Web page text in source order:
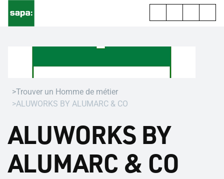
Trouver un Homme de métier
ALUWORKS BY ALUMARC & CO
ALUWORKS BY
ALUMARC & CO